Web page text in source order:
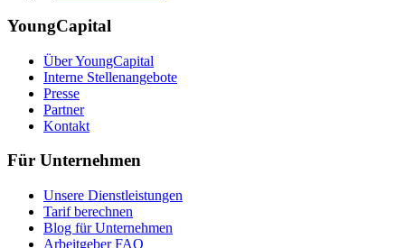
YoungCapital
Über YoungCapital
Interne Stellenangebote
Presse
Partner
Kontakt
Für Unternehmen
Unsere Dienstleistungen
Tarif berechnen
Blog für Unternehmen
Arbeitgeber FAQ